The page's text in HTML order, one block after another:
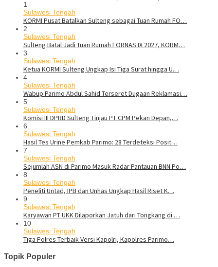
1
Sulawesi Tengah
KORMI Pusat Batalkan Sulteng sebagai Tuan Rumah FO…
2
Sulawesi Tengah
Sulteng Batal Jadi Tuan Rumah FORNAS IX 2027, KORM…
3
Sulawesi Tengah
Ketua KORMI Sulteng Ungkap Isi Tiga Surat hingga U…
4
Sulawesi Tengah
Wabup Parimo Abdul Sahid Terseret Dugaan Reklamasi…
5
Sulawesi Tengah
Komisi III DPRD Sulteng Tinjau PT CPM Pekan Depan,…
6
Sulawesi Tengah
Hasil Tes Urine Pemkab Parimo: 28 Terdeteksi Posit…
7
Sulawesi Tengah
Sejumlah ASN di Parimo Masuk Radar Pantauan BNN Po…
8
Sulawesi Tengah
Peneliti Untad, IPB dan Unhas Ungkap Hasil Riset K…
9
Sulawesi Tengah
Karyawan PT UKK Dilaporkan Jatuh dari Tongkang di …
10
Sulawesi Tengah
Tiga Polres Terbaik Versi Kapolri, Kapolres Parimo…
Topik Populer